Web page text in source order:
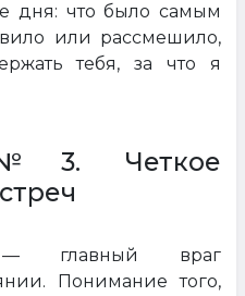
дня: что было самым
или рассмешило,
тебя, за что я
№3. Четкое
— главный враг
Понимание того,